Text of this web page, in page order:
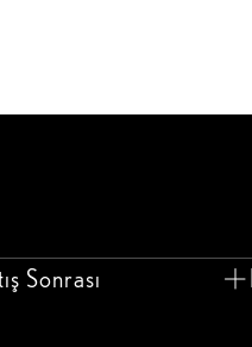
Sonrası